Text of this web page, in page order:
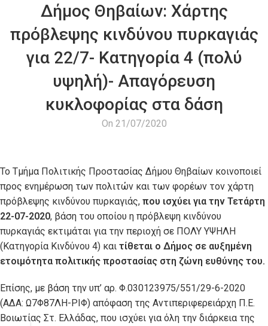
Δήμος Θηβαίων: Χάρτης
πρόβλεψης κινδύνου πυρκαγιάς
για 22/7- Κατηγορία 4 (πολύ
υψηλή)- Απαγόρευση
κυκλοφορίας στα δάση
On 21/07/2020
Το Τμήμα Πολιτικής Προστασίας Δήμου Θηβαίων κοινοποιεί
προς ενημέρωση των πολιτών και των φορέων τον χάρτη
πρόβλεψης κινδύνου πυρκαγιάς, που ισχύει για την Τετάρτη
22-07-2020, βάση του οποίου η πρόβλεψη κινδύνου
πυρκαγιάς εκτιμάται για την περιοχή σε ΠΟΛΥ ΥΨΗΛΗ
(Κατηγορία Κινδύνου 4) και τίθεται ο Δήμος σε αυξημένη
ετοιμότητα πολιτικής προστασίας στη ζώνη ευθύνης του.
Επίσης, με βάση την υπ’ αρ. Φ.030123975/551/29-6-2020
(ΑΔΑ: Ω7Φ87ΛΗ-ΡΙΦ) απόφαση της Αντιπεριφερειάρχη Π.Ε.
Βοιωτίας Στ. Ελλάδας, που ισχύει για όλη την διάρκεια της